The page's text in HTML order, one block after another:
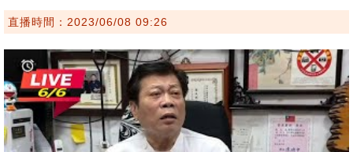
直播時間：2023/06/08 09:26